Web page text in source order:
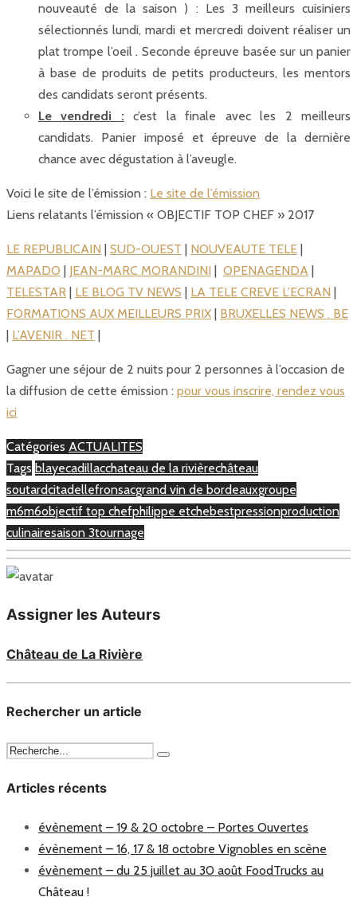
nouveauté de la saison ) : Les 3 meilleurs cuisiniers
sélectionnés lundi, mardi et mercredi doivent réaliser un
plat trompe l’oeil . Seconde épreuve basée sur un panier
à base de produits de petits producteurs, les mentors
des candidats seront présents.
Le vendredi : c’est la finale avec les 2 meilleurs
candidats. Panier imposé et épreuve de la dernière
chance avec dégustation à l’aveugle.
Voici le site de l’émission : Le site de l’émission
Liens relatants l’émission « OBJECTIF TOP CHEF » 2017
LE REPUBLICAIN SUD-OUEST NOUVEAUTE TELE
MAPADO
JEAN-MARC MORANDINI OPENAGENDA
TELESTAR
LE BLOG TV NEWS LA TELE CREVE L’ECRAN
FORMATIONS AUX MEILLEURS PRIX
BRUXELLES NEWS . BE
L’AVENIR . NET
Gagner une séjour de 2 nuits pour 2 personnes à l’occasion de
la diffusion de cette émission : pour vous inscrire, rendez vous
ici
Catégories ACTUALITES
Tags blayecadillacchateau de la rivièrechâteau
soutardcitadellefronsacgrand vin de bordeauxgroupe
m6m6objectif top chefphilippe etchebestpressionproduction
culinairesaison 3tournage
Assigner les Auteurs
Château de La Rivière
Rechercher un article
Articles récents
évènement – 19 & 20 octobre – Portes Ouvertes
évènement – 16, 17 & 18 octobre Vignobles en scène
évènement – du 25 juillet au 30 août FoodTrucks au
Château !